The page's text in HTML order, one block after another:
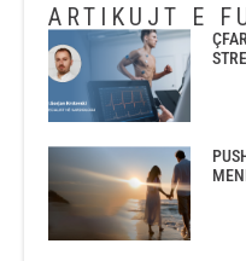
ARTIKUJT E